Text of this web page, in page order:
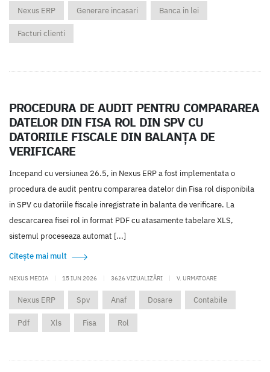
Nexus ERP Generare incasari Banca in lei
Facturi clienti
PROCEDURA DE AUDIT PENTRU COMPARAREA
DATELOR DIN FISA ROL DIN SPV CU
DATORIILE FISCALE DIN BALANȚA DE
VERIFICARE
Incepand cu versiunea 26.5, in Nexus ERP a fost implementata o
procedura de audit pentru compararea datelor din Fisa rol disponibila
in SPV cu datoriile fiscale inregistrate in balanta de verificare. La
descarcarea fisei rol in format PDF cu atasamente tabelare XLS,
sistemul proceseaza automat [...]
Citește mai mult
NEXUS MEDIA | 15 IUN 2026 | 3626 VIZUALIZĂRI | V. URMATOARE
Nexus ERP Spv Anaf Dosare Contabile
Pdf Xls Fisa Rol